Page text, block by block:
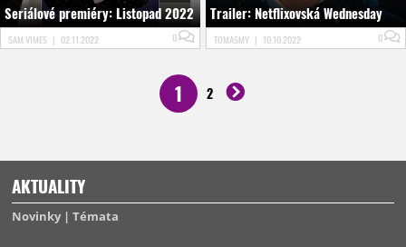
Seriálové premiéry: Listopad 2022
SAM.VIMES | 02.11.2022 0
Trailer: Netflixovská Wednesday
TOMASMY | 10.10.2022 0
1 2
AKTUALITY
Novinky Témata